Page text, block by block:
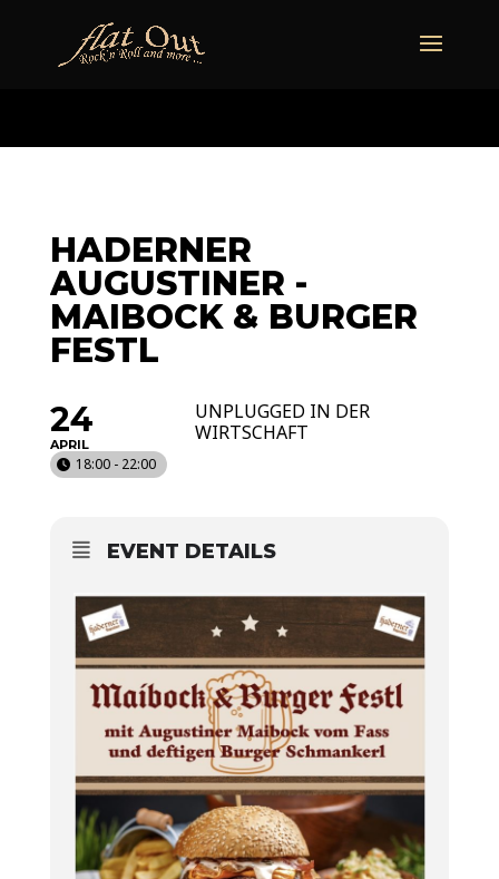
HADERNER
AUGUSTINER -
MAIBOCK & BURGER
FESTL
24
APRIL
18:00 - 22:00
UNPLUGGED IN DER
WIRTSCHAFT
EVENT DETAILS